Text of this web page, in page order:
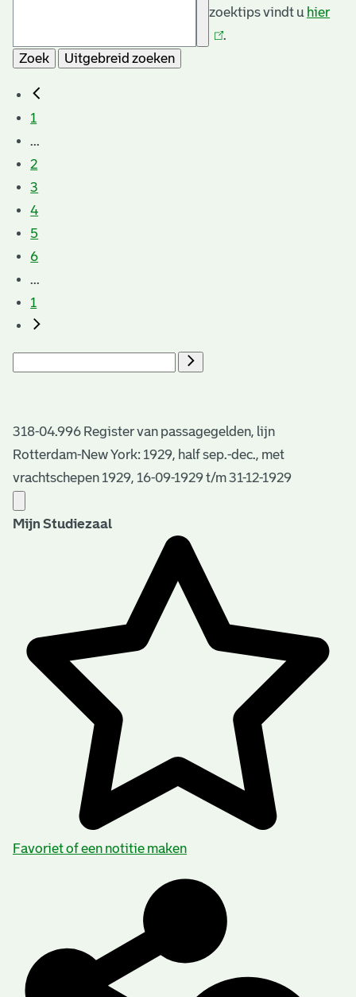
zoektips vindt u hier
.
Zoek
Uitgebreid zoeken
1
...
2
3
4
5
6
...
1
318-04.996 Register van passagegelden, lijn
Rotterdam-New York: 1929, half sep.-dec., met
vrachtschepen 1929, 16-09-1929 t/m 31-12-1929
Mijn Studiezaal
Favoriet of een notitie maken